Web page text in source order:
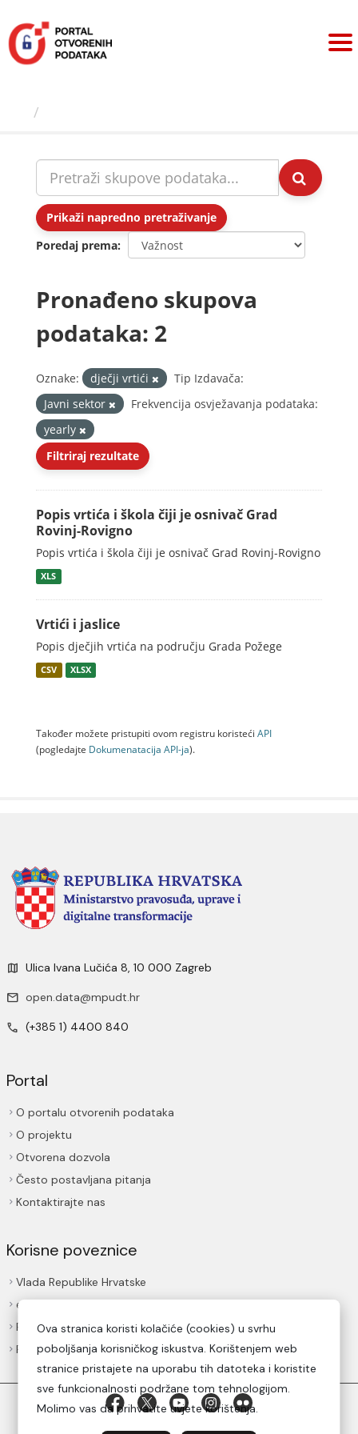
sadržaj
Prikaži napredno pretraživanje
Poredaj prema
Pronađeno skupova
podataka: 2
Oznake: dječji vrtići
Tip Izdavača:
Javni sektor
Frekvencija osvježavanja podataka:
yearly
Filtriraj rezultate
Popis vrtića i škola čiji je osnivač Grad
Rovinj-Rovigno
Popis vrtića i škola čiji je osnivač Grad Rovinj-Rovigno
XLS
Vrtići i jaslice
Popis dječjih vrtića na području Grada Požege
CSV XLSX
Također možete pristupiti ovom registru koristeći API
(pogledajte Dokumenаtаcijа API-jа).